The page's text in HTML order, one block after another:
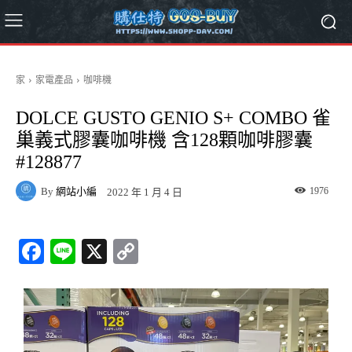
家 家電產品 咖啡機
DOLCE GUSTO GENIO S+ COMBO 雀
巢義式膠囊咖啡機 含128顆咖啡膠囊
#128877
By 網站小編 2022 年 1 月 4 日 1976
Fa
bo
ok
Li
X
y
Li